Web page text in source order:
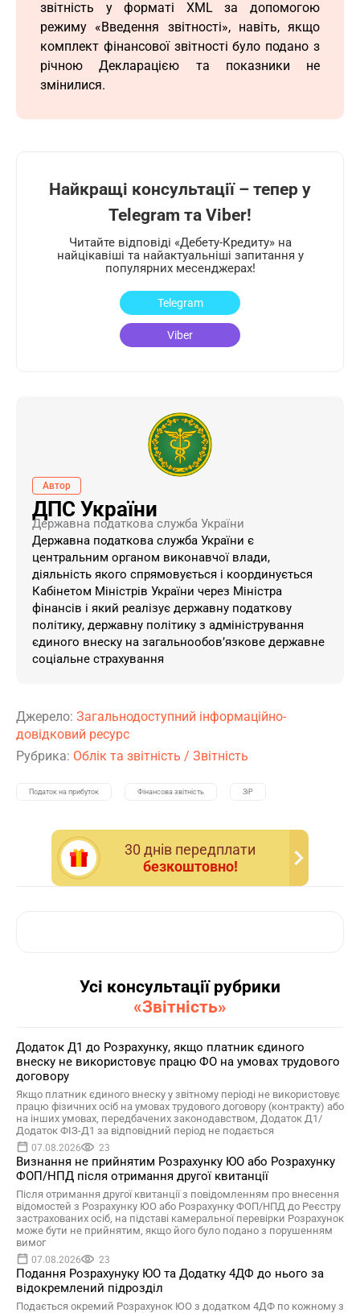
звітність у форматі XML за допомогою
режиму «Введення звітності», навіть, якщо
комплект фінансової звітності було подано з
річною Декларацією та показники не
змінилися.
Найкращі консультації – тепер у
Telegram та Viber!
Читайте відповіді «Дебету-Кредиту» на
найцікавіші та найактуальніші запитання у
популярних месенджерах!
Telegram
Viber
Автор
ДПС України
Державна податкова служба України
Державна податкова служба України є
центральним органом виконавчої влади,
діяльність якого спрямовується і координується
Кабінетом Міністрів України через Міністра
фінансів і який реалізує державну податкову
політику, державну політику з адміністрування
єдиного внеску на загальнообов’язкове державне
соціальне страхування
Джерело: Загальнодоступний інформаційно-
довідковий ресурс
Рубрика: Облік та звітність / Звітність
Податок на прибуток Фінансова звітність ЗіР
30 днiв передплати
безкоштовно!
Усі консультації рубрики
«Звітність»
Додаток Д1 до Розрахунку, якщо платник єдиного
внеску не використовує працю ФО на умовах трудового
договору
Якщо платник єдиного внеску у звітному періоді не використовує
працю фізичних осіб на умовах трудового договору (контракту) або
на інших умовах, передбачених законодавством, Додаток Д1/
Додаток ФІЗ-Д1 за відповідний період не подається
07.08.2026 23
Визнання не прийнятим Розрахунку ЮО або Розрахунку
ФОП/НПД після отримання другої квитанції
Після отримання другої квитанції з повідомленням про внесення
відомостей з Розрахунку ЮО або Розрахунку ФОП/НПД до Реєстру
застрахованих осіб, на підставі камеральної перевірки Розрахунок
може бути не прийнятим, якщо його було подано з порушенням
вимог
07.08.2026 23
Подання Розрахунуку ЮО та Додатку 4ДФ до нього за
відокремлений підрозділ
Подається окремий Розрахунок ЮО з додатком 4ДФ по кожному з